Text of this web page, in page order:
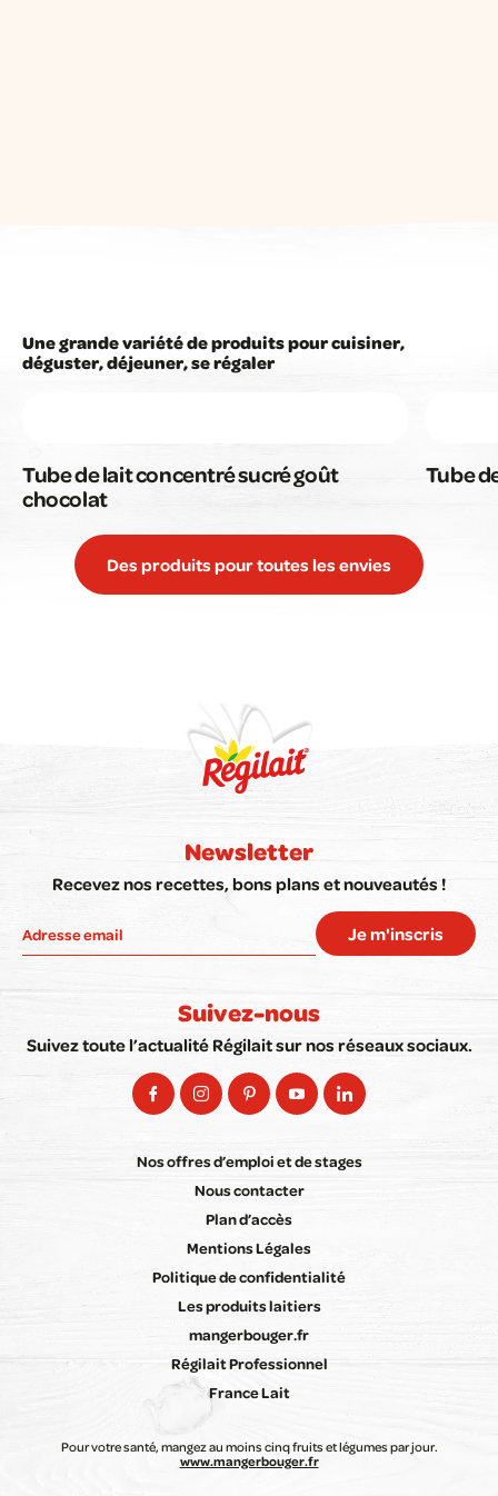
Une grande variété de produits pour cuisiner,
déguster, déjeuner, se régaler
Tube de lait concentré sucré goût
chocolat
Tube
Des produits pour toutes les envies
Newsletter
Recevez nos recettes, bons plans et nouveautés !
Je m'inscris
Suivez-nous
Suivez toute l’actualité Régilait sur nos réseaux sociaux.
Nos offres d’emploi et de stages
Nous contacter
Plan d’accès
Mentions Légales
Politique de confidentialité
Les produits laitiers
mangerbouger.fr
Régilait Professionnel
France Lait
Pour votre santé, mangez au moins cinq fruits et légumes par jour.
www.mangerbouger.fr